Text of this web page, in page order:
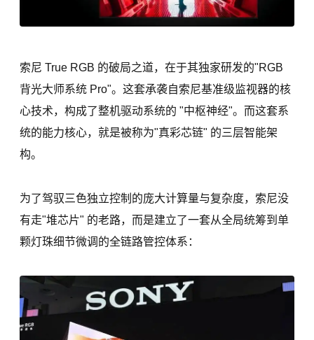
索尼 True RGB 的破局之道，在于其独家研发的"RGB
背光大师系统 Pro"。这套承袭自索尼基准级监视器的核
心技术，构成了整机驱动系统的 "中枢神经"。而这套系
统的能力核心，就是被称为"真彩芯链" 的三层智能架
构。
为了驾驭三色独立控制的庞大计算量与复杂度，索尼没
有走"堆芯片" 的老路，而是建立了一套从全局统筹到单
颗灯珠细节微调的全链路管控体系：